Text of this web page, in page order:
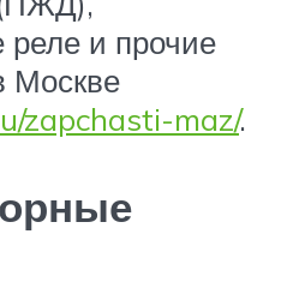
и прочие
Москве
zapchasti-maz/.